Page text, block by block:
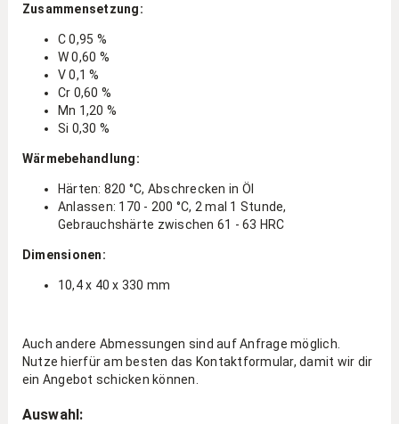
Zusammensetzung:
C 0,95 %
W 0,60 %
V 0,1 %
Cr 0,60 %
Mn 1,20 %
Si 0,30 %
Wärmebehandlung:
Härten: 820 °C, Abschrecken in Öl
Anlassen: 170 - 200 °C, 2 mal 1 Stunde,
Gebrauchshärte zwischen 61 - 63 HRC
Dimensionen:
10,4 x 40 x 330 mm
Auch andere Abmessungen sind auf Anfrage möglich.
Nutze hierfür am besten das Kontaktformular, damit wir dir
ein Angebot schicken können.
Auswahl: